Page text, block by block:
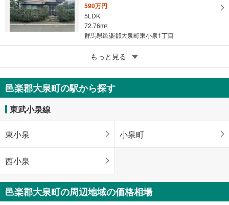
590万円
5LDK
72.76m2
群馬県邑楽郡大泉町東小泉1丁目
成約でもらえる
邑楽郡大泉町大字寄木戸
2,690万円
3LDK
92.57m （登記）
もっと見る
邑楽郡大泉町の駅から探す
東武小泉線
東小泉 小泉町
西小泉
邑楽郡大泉町の周辺地域の価格相場